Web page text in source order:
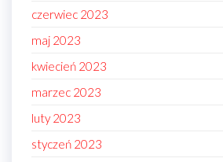
czerwiec 2023
maj 2023
kwiecień 2023
marzec 2023
luty 2023
styczeń 2023